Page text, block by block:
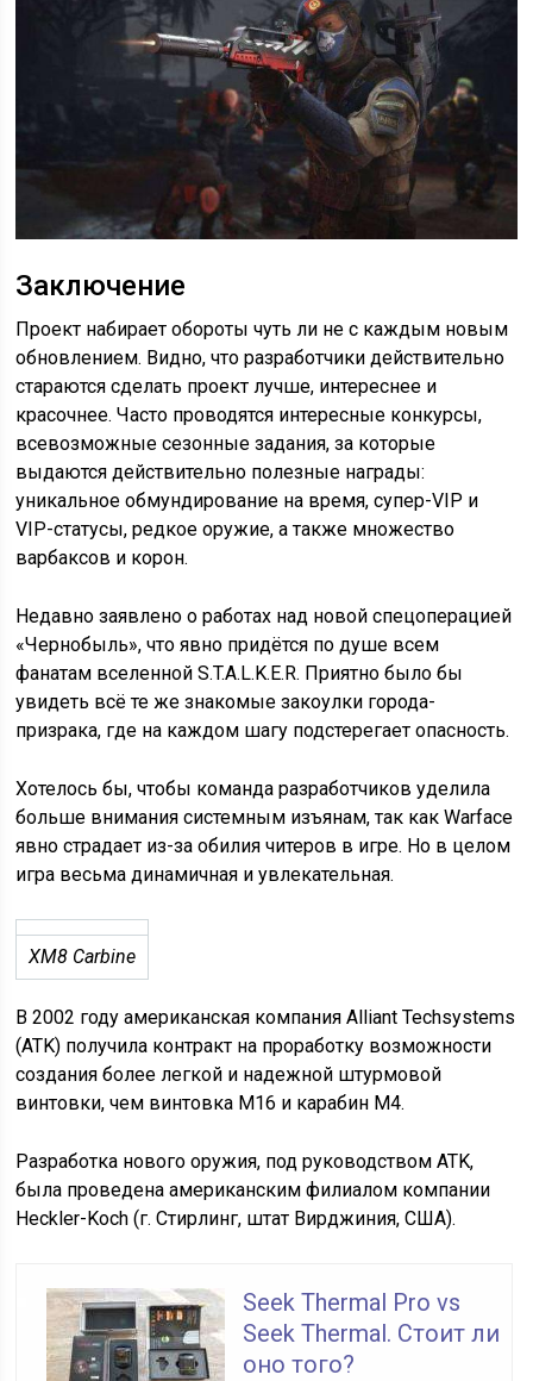
Заключение
Проект набирает обороты чуть ли не с каждым новым
обновлением. Видно, что разработчики действительно
стараются сделать проект лучше, интереснее и
красочнее. Часто проводятся интересные конкурсы,
всевозможные сезонные задания, за которые
выдаются действительно полезные награды:
уникальное обмундирование на время, супер-VIP и
VIP-статусы, редкое оружие, а также множество
варбаксов и корон.
Недавно заявлено о работах над новой спецоперацией
«Чернобыль», что явно придётся по душе всем
фанатам вселенной S.T.A.L.K.E.R. Приятно было бы
увидеть всё те же знакомые закоулки города-
призрака, где на каждом шагу подстерегает опасность.
Хотелось бы, чтобы команда разработчиков уделила
больше внимания системным изъянам, так как Warface
явно страдает из-за обилия читеров в игре. Но в целом
игра весьма динамичная и увлекательная.
XM8 Carbine
В 2002 году американская компания Alliant Techsystems
(ATK) получила контракт на проработку возможности
создания более легкой и надежной штурмовой
винтовки, чем винтовка М16 и карабин M4.
Разработка нового оружия, под руководством ATK,
была проведена американским филиалом компании
Heckler-Koch (г. Стирлинг, штат Вирджиния, США).
Seek Thermal Pro vs
Seek Thermal. Стоит ли
оно того?